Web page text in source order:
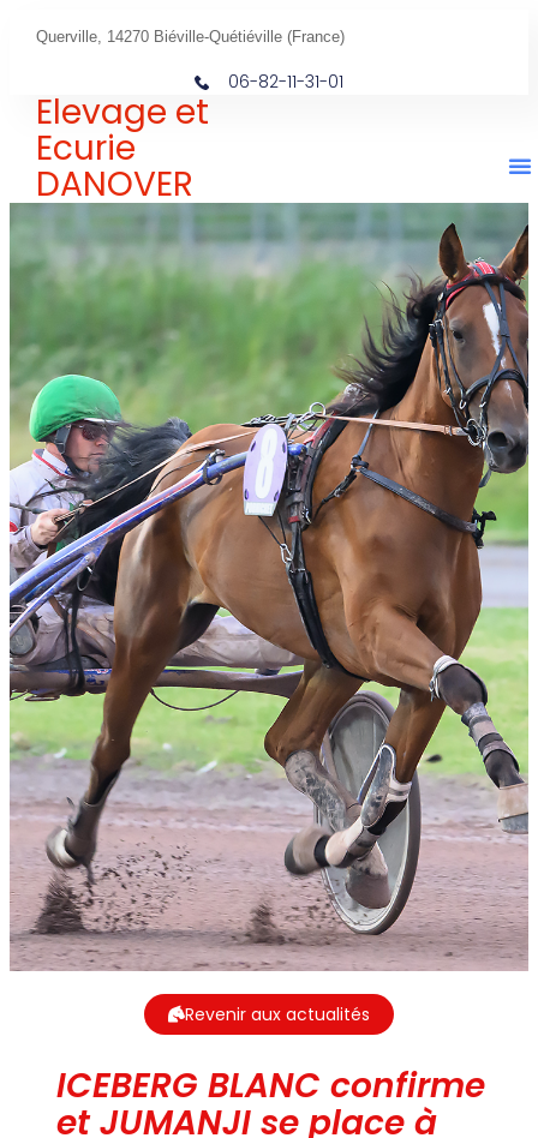
Querville, 14270 Biéville-Quétiéville (France)
06-82-11-31-01
Elevage et
Ecurie
DANOVER
Revenir aux actualités
ICEBERG BLANC confirme
et JUMANJI se place à